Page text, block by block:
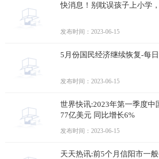
快消息！别耽误孩子上小学
发布时间：2023-06-15
5月份国民经济继续恢复-每
发布时间：2023-06-15
世界快讯:2023年第一季度中
77亿美元 同比增长6%
发布时间：2023-06-15
天天热讯:前5个月信阳市一